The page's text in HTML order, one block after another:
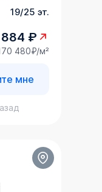
19/25 эт.
₽
480₽/м²
мне